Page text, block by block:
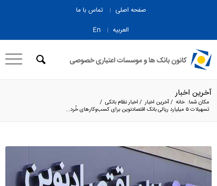
صفحه اصلی
تماس با ما
العربیه
En
آخرین اخبار
مکان شما: خانه /آخرین اخبار / اخبار نظام بانکی /
تسهیلات ۵ میلیارد ریالی بانک اقتصادنوین برای کسب‌وکارهای خُرد...